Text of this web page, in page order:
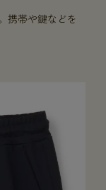
携帯や鍵などを